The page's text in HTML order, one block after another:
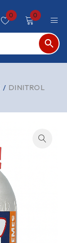
0 0
/ DINITROL